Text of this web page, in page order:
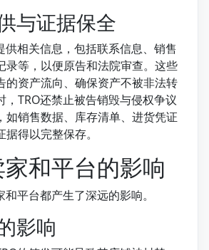
与证据保全
供相关信息，包括联系信息、销售
录等，以便原告和法院审查。这些
的资产流向、确保资产不被非法转
，TRO还禁止被告销毁与侵权争议
如销售数据、库存清单、进货凭证
得以完整保存。
和平台的影响
平台都产生了深远的影响。
影响